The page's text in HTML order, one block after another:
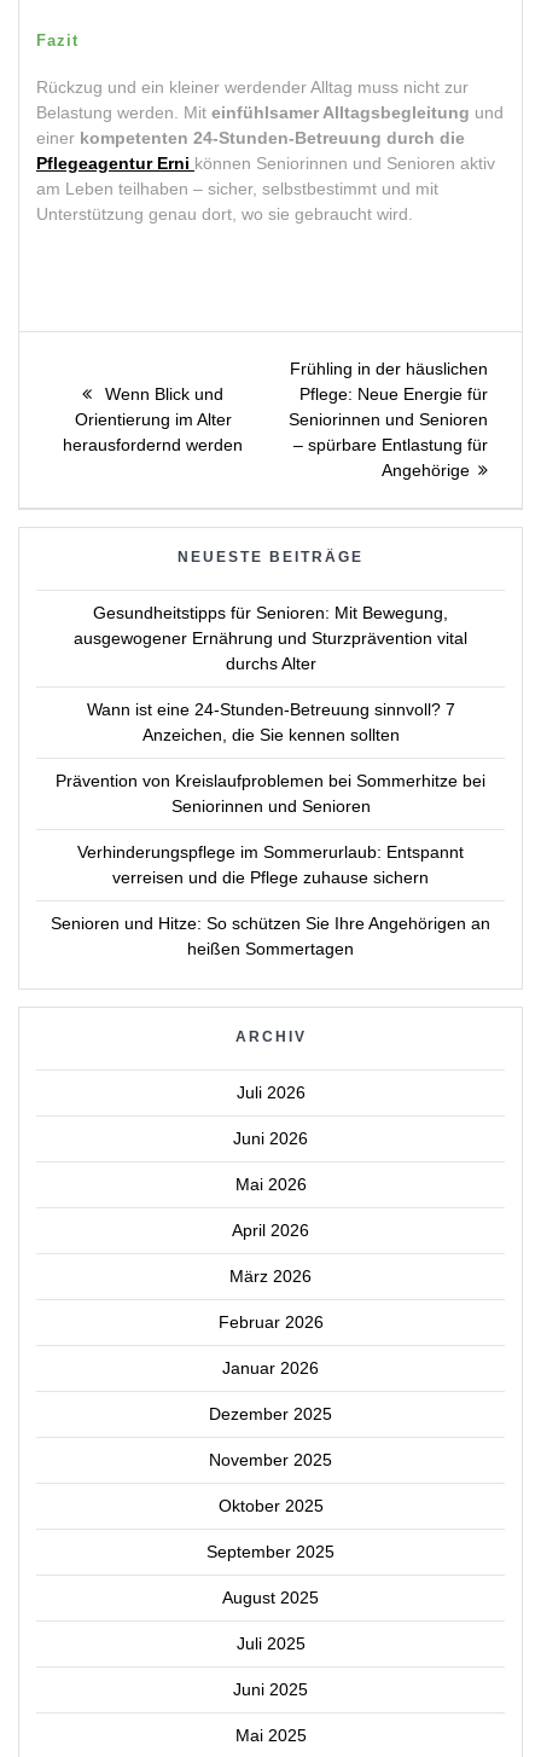
Fazit
Rückzug und ein kleiner werdender Alltag muss nicht zur
Belastung werden. Mit einfühlsamer Alltagsbegleitung und
einer kompetenten 24-Stunden-Betreuung durch die
Pflegeagentur Erni können Seniorinnen und Senioren aktiv
am Leben teilhaben – sicher, selbstbestimmt und mit
Unterstützung genau dort, wo sie gebraucht wird.
Beitragsnavigation
Previous
post:
Wenn Blick und
Orientierung im Alter
herausfordernd werden
Next
post:
Frühling in der häuslichen
Pflege: Neue Energie für
Seniorinnen und Senioren
– spürbare Entlastung für
Angehörige
NEUESTE BEITRÄGE
Gesundheitstipps für Senioren: Mit Bewegung,
ausgewogener Ernährung und Sturzprävention vital
durchs Alter
Wann ist eine 24-Stunden-Betreuung sinnvoll? 7
Anzeichen, die Sie kennen sollten
Prävention von Kreislaufproblemen bei Sommerhitze bei
Seniorinnen und Senioren
Verhinderungspflege im Sommerurlaub: Entspannt
verreisen und die Pflege zuhause sichern
Senioren und Hitze: So schützen Sie Ihre Angehörigen an
heißen Sommertagen
ARCHIV
Juli 2026
Juni 2026
Mai 2026
April 2026
März 2026
Februar 2026
Januar 2026
Dezember 2025
November 2025
Oktober 2025
September 2025
August 2025
Juli 2025
Juni 2025
Mai 2025